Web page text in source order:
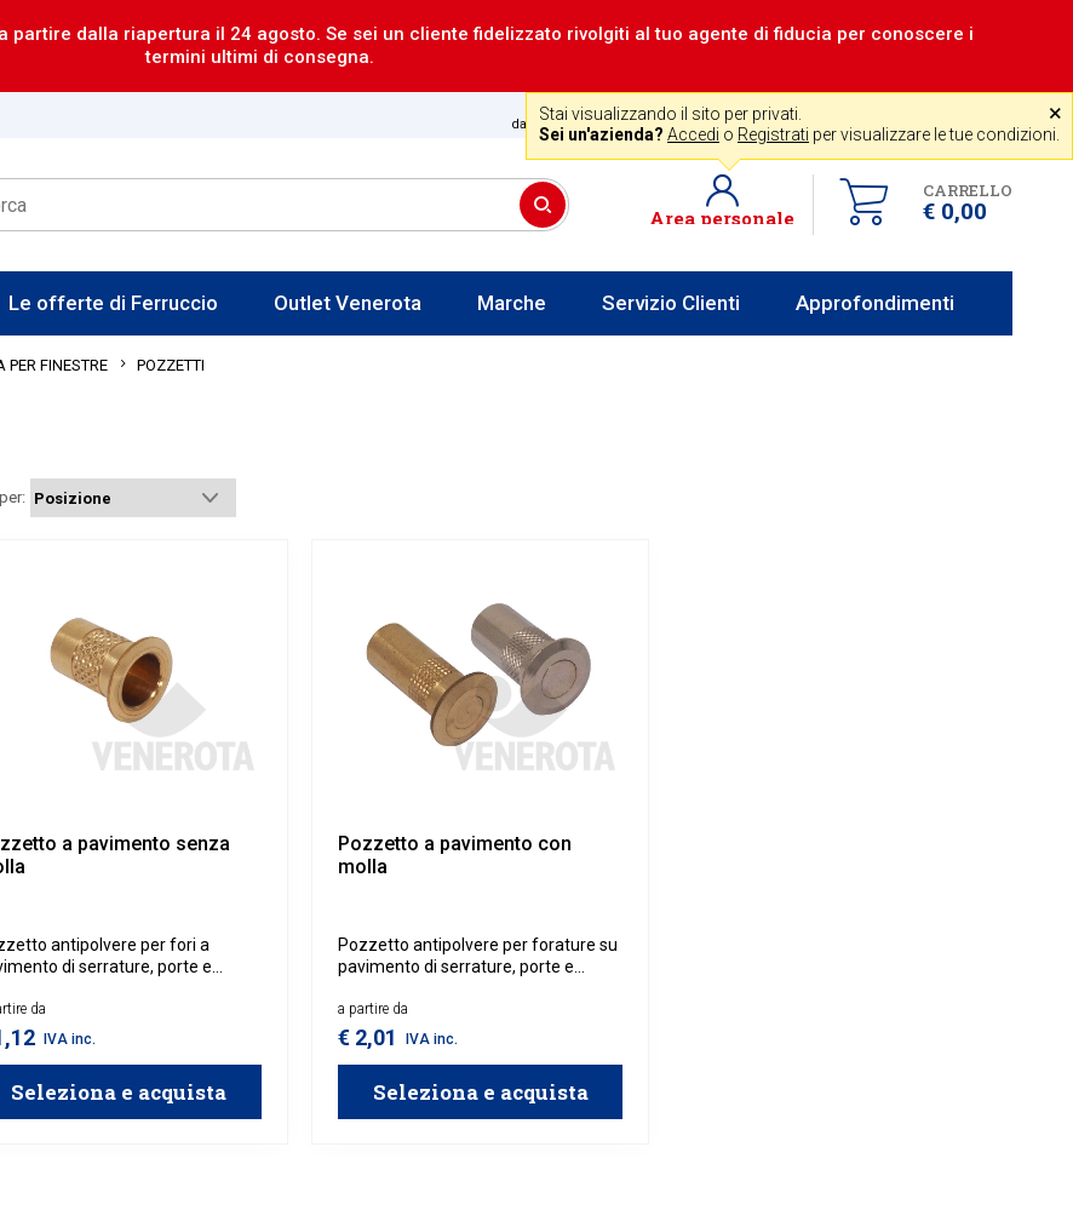
dalla riapertura il 24 agosto. Se sei un cliente fidelizzato rivolgiti al tuo agente di fiducia per conoscere i
termini ultimi di consegna.
Assistenza gratuita
dal lun al ven 8-12 14-18 +39 0341 256700 ˟
Stai visualizzando il sito per privati.
Sei un'azienda? Accedi o Registrati per visualizzare le tue condizioni.
CARRELLO
€ 0,00
Area personale
Le offerte di Ferruccio Outlet Venerota Marche Servizio Clienti Approfondimenti
PER FINESTRE POZZETTI
a pavimento senza
antipolvere per fori a
di serrature, porte e
da
IVA inc.
Seleziona e acquista
Pozzetto a pavimento con
molla
Pozzetto antipolvere per forature su
pavimento di serrature, porte e
a partire da
€ 2,01 IVA inc.
Seleziona e acquista